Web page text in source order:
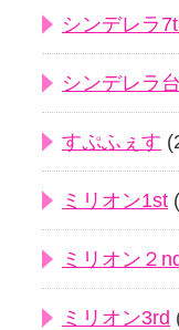
シンデレラ
シンデレラ
すぷふぇす
ミリオン1st
ミリオン２
ミリオン3rd